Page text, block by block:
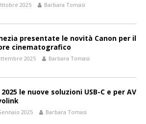
2025 Barbara Tomasi
presentate le novità Canon per il
cinematografico
2025 Barbara Tomasi
2025 le nuove soluzioni USB-C e per AV
2025 Barbara Tomasi